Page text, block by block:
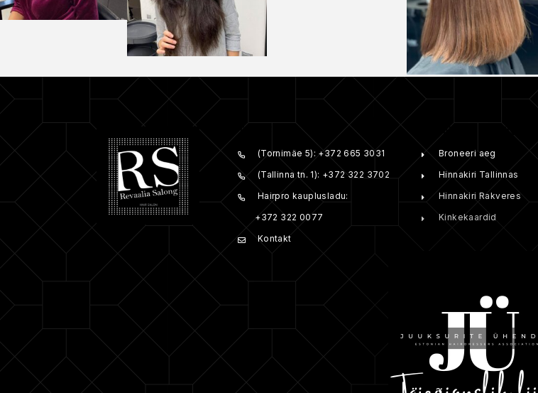
(Tornimäe 5): +372 665 3031
(Tallinna tn. 1): +372 322 3702
Hairpro kauplusladu:
+372 322 0077
Kontakt
BRONEERI ONLINE:
Broneeri aeg
Hinnakiri Tallinnas
Hinnakiri Rakveres
Kinkekaardid